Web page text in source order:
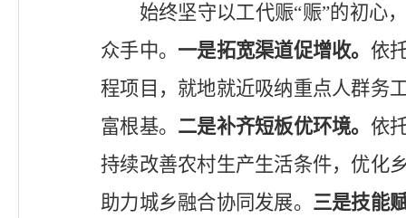
始终坚守以工代赈“赈”的初心
众手中。 一是拓宽渠道促增收。 依
程项目，就地就近吸纳重点人群务
富根基。 二是补齐短板优环境。 依
持续改善农村生产生活条件，优化
助力城乡融合协同发展。 三是技能